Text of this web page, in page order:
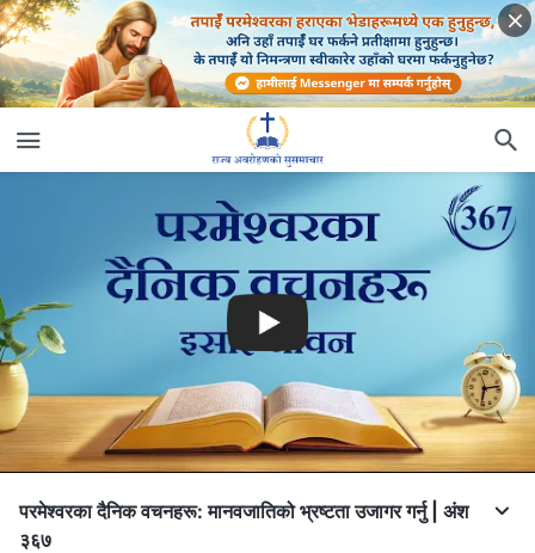
परमेश्‍वरका दैनिक वचनहरू: मानवजातिको भ्रष्टता उजागर गर्नु | अंश
३६७